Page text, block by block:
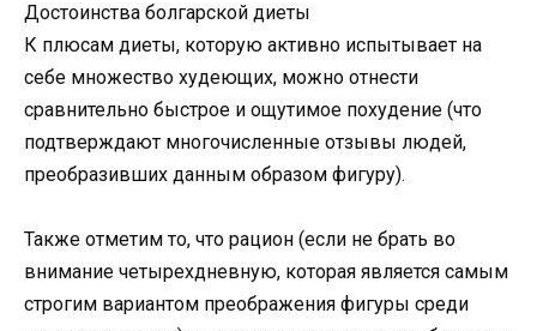
Достоинства болгарской диеты
К плюсам диеты, которую активно испытывает на
себе множество худеющих, можно отнести
сравнительно быстрое и ощутимое похудение (что
подтверждают многочисленные отзывы людей,
преобразивших данным образом фигуру).
Также отметим то, что рацион (если не брать во
внимание четырехдневную, которая является самым
строгим вариантом преображения фигуры среди